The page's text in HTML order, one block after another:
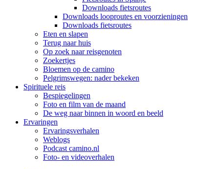
Downloads fietsroutes
Downloads looproutes en voorzieningen
Downloads fietsroutes
Eten en slapen
Terug naar huis
Op zoek naar reisgenoten
Zoekertjes
Bloemen op de camino
Pelgrimswegen: nader bekeken
Spirituele reis
Bespiegelingen
Foto en film van de maand
De weg naar binnen in woord en beeld
Ervaringen
Ervaringsverhalen
Weblogs
Podcast camino.nl
Foto- en videoverhalen